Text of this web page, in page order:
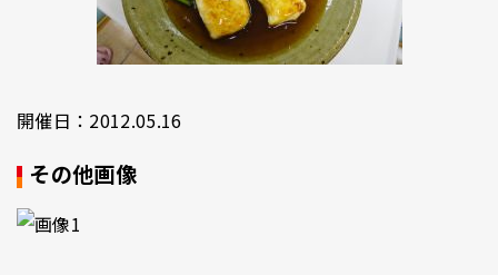
開催日：2012.05.16
その他画像